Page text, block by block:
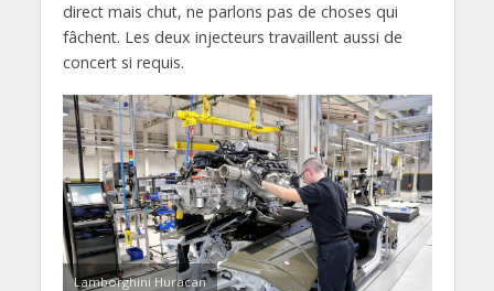
direct mais chut, ne parlons pas de choses qui
fâchent. Les deux injecteurs travaillent aussi de
concert si requis.
Lamborghini Huracan